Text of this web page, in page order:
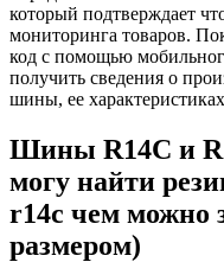
который подтверждает
мониторинга товаров.
код с помощью
получить сведения о
шины, ее
Шины R14C и
могу найти
r14с чем можно
размером)